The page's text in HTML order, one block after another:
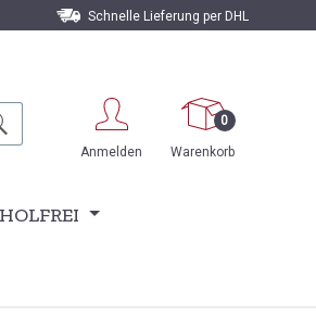
Schnelle Lieferung per DHL
Anmelden
0
Warenkorb